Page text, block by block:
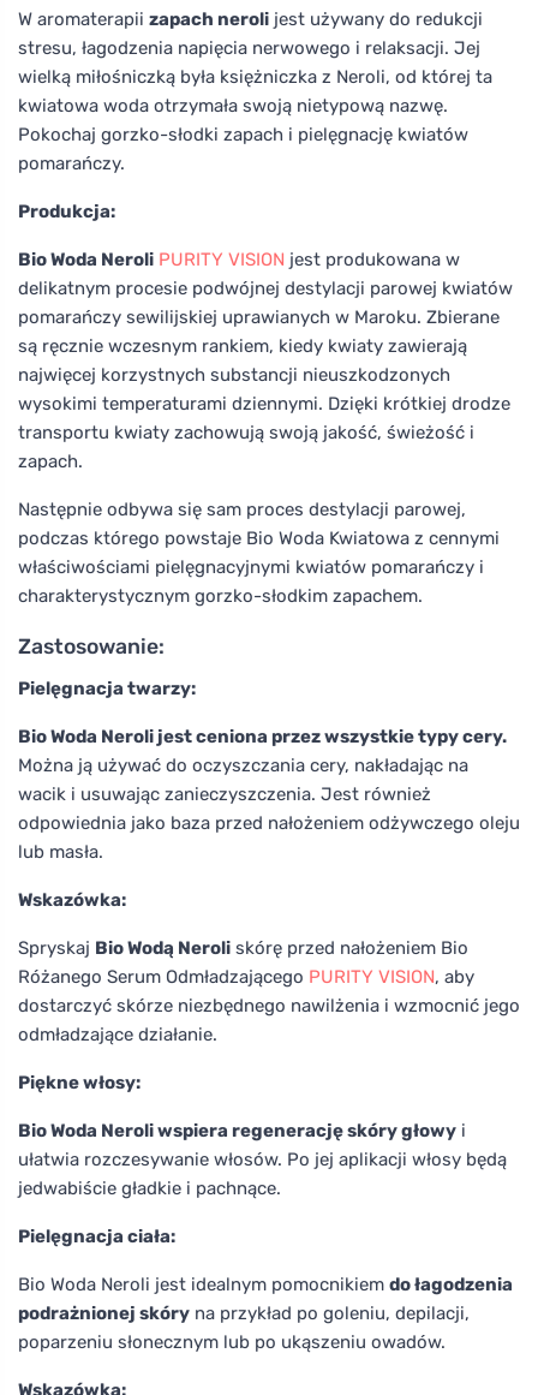
W aromaterapii zapach neroli jest używany do redukcji
stresu, łagodzenia napięcia nerwowego i relaksacji. Jej
wielką miłośniczką była księżniczka z Neroli, od której ta
kwiatowa woda otrzymała swoją nietypową nazwę.
Pokochaj gorzko-słodki zapach i pielęgnację kwiatów
pomarańczy.
Produkcja:
Bio Woda Neroli PURITY VISION jest produkowana w
delikatnym procesie podwójnej destylacji parowej kwiatów
pomarańczy sewilijskiej uprawianych w Maroku. Zbierane
są ręcznie wczesnym rankiem, kiedy kwiaty zawierają
najwięcej korzystnych substancji nieuszkodzonych
wysokimi temperaturami dziennymi. Dzięki krótkiej drodze
transportu kwiaty zachowują swoją jakość, świeżość i
zapach.
Następnie odbywa się sam proces destylacji parowej,
podczas którego powstaje Bio Woda Kwiatowa z cennymi
właściwościami pielęgnacyjnymi kwiatów pomarańczy i
charakterystycznym gorzko-słodkim zapachem.
Zastosowanie:
Pielęgnacja twarzy:
Bio Woda Neroli jest ceniona przez wszystkie typy cery.
Można ją używać do oczyszczania cery, nakładając na
wacik i usuwając zanieczyszczenia. Jest również
odpowiednia jako baza przed nałożeniem odżywczego oleju
lub masła.
Wskazówka:
Spryskaj Bio Wodą Neroli skórę przed nałożeniem Bio
Różanego Serum Odmładzającego PURITY VISION, aby
dostarczyć skórze niezbędnego nawilżenia i wzmocnić jego
odmładzające działanie.
Piękne włosy:
Bio Woda Neroli wspiera regenerację skóry głowy i
ułatwia rozczesywanie włosów. Po jej aplikacji włosy będą
jedwabiście gładkie i pachnące.
Pielęgnacja ciała:
Bio Woda Neroli jest idealnym pomocnikiem do łagodzenia
podrażnionej skóry na przykład po goleniu, depilacji,
poparzeniu słonecznym lub po ukąszeniu owadów.
Wskazówka: